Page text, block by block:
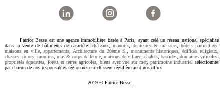
Patrice Besse est une agence immobilière basée à Paris, ayant créé un réseau national spécialisé
dans la vente de bâtiments de caractère: châteaux, manoirs, demeures & maisons, hôtels particuliers,
maisons en ville,appartements,Architecture du 20ème S., monuments historiques,édifices religieux,
chasses, ruines, moulins, mas & corps de ferme, maisons de village, chalets, bastides, domaines viticoles,
propriétés équestres, forêts et terres agricoles, biens avec vue sur mer,patrimoine industriel sélectionnés
par chacun de nos responsables régionaux enrichissent régulièrement nos offres.
2019 © Patrice Besse...